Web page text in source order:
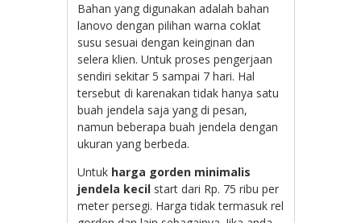
Bahan yang digunakan adalah bahan
lanovo dengan pilihan warna coklat
susu sesuai dengan keinginan dan
selera klien. Untuk proses pengerjaan
sendiri sekitar 5 sampai 7 hari. Hal
tersebut di karenakan tidak hanya satu
buah jendela saja yang di pesan,
namun beberapa buah jendela dengan
ukuran yang berbeda.
Untuk harga gorden minimalis
jendela kecil start dari Rp. 75 ribu per
meter persegi. Harga tidak termasuk rel